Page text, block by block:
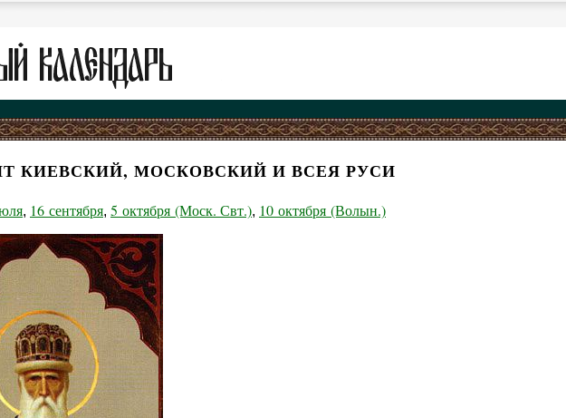
КИЕВСКИЙ, МОСКОВСКИЙ И ВСЕЯ РУСИ
, 16 сентября, 5 октября (Моск. Свт.), 10 октября (Волын.)